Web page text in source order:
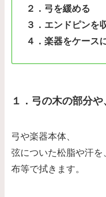
２．弓を緩める
３．エンドピンを
４．楽器をケース
１．弓の木の部分
弓や楽器本体、
弦についた松脂や汗を
布等で拭きます。